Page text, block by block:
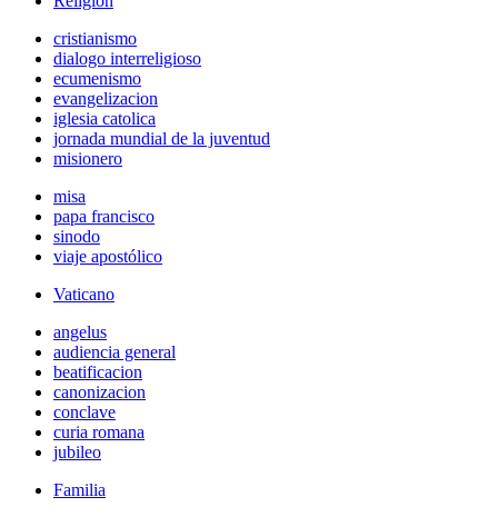
cristianismo
dialogo interreligioso
ecumenismo
evangelizacion
iglesia catolica
jornada mundial de la juventud
misionero
misa
papa francisco
sinodo
viaje apostólico
Vaticano
angelus
audiencia general
beatificacion
canonizacion
conclave
curia romana
jubileo
Familia